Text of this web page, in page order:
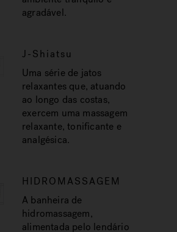
agradável.
J-Shiatsu
Uma série de jatos
relaxantes que, atuando
ao longo das costas,
exercem uma massagem
relaxante, tonificante e
analgésica.
HIDROMASSAGEM
A banheira de
hidromassagem,
alimentada pelo lendário